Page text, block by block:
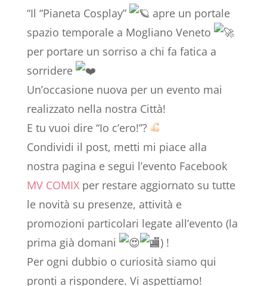
“Il “Pianeta Cosplay”
apre un portale
spazio temporale a Mogliano Veneto
per portare un sorriso a chi fa fatica a
sorridere
Un’occasione nuova per un evento mai
realizzato nella nostra Città!
E tu vuoi dire “Io c’ero!”?
Condividi il post, metti mi piace alla
nostra pagina e segui l’evento Facebook
MV COMIXper restare aggiornato su tutte
le novità su presenze, attività e
promozioni particolari legate all’evento (la
prima già domani
) !
Per ogni dubbio o curiosità siamo qui
pronti a rispondere. Vi aspettiamo!